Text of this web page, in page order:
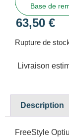
Base de
63,50 €
Rupture de
Livraison
Description
FreeStyle